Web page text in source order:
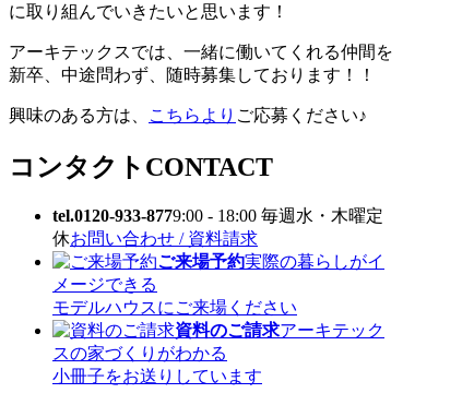
に取り組んでいきたいと思います！
アーキテックスでは、一緒に働いてくれる仲間を
新卒、中途問わず、随時募集しております！！
興味のある方は、 こちらより ご応募ください♪
コンタクト CONTACT
tel.0120-933-8779:00 - 18:00 毎週水・木曜定
休お問い合わせ / 資料請求
ご来場予約実際の暮らしがイ
メージできる
モデルハウスにご来場ください
資料のご請求アーキテック
スの家づくりがわかる
小冊子をお送りしています